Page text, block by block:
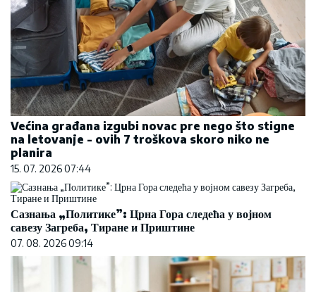
Većina građana izgubi novac pre nego što stigne
na letovanje - ovih 7 troškova skoro niko ne
planira
15. 07. 2026 07:44
Сазнања „Политике”: Црна Гора следећа у војном
савезу Загреба, Тиране и Приштине
07. 08. 2026 09:14